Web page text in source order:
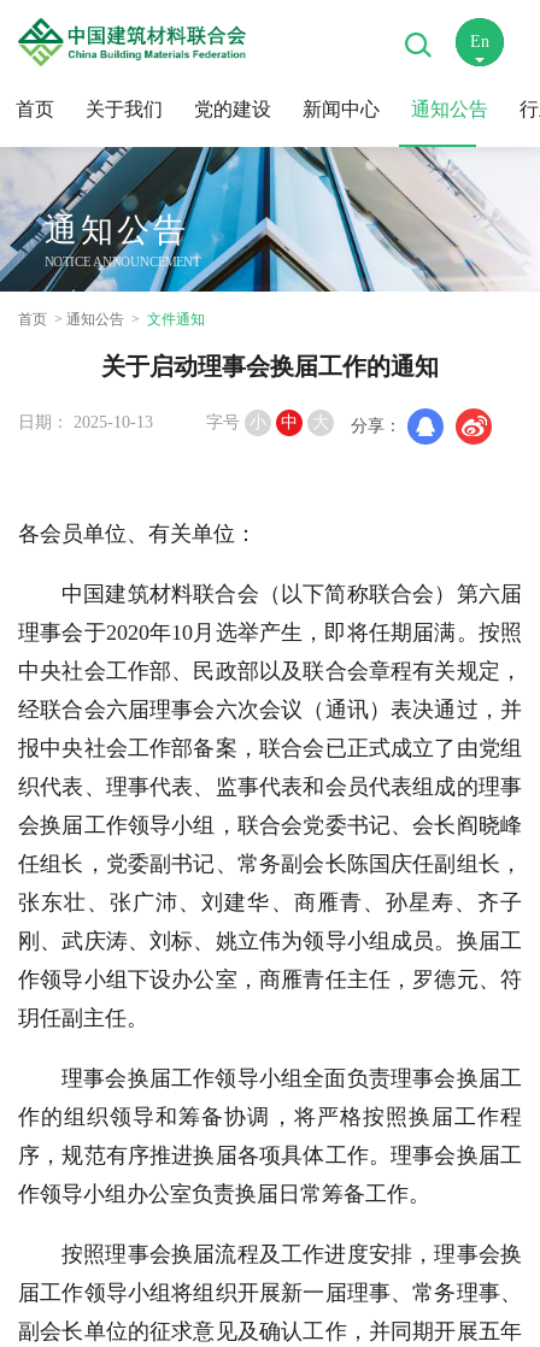
首页 关于我们 党的建设 新闻中心 通知公告
En
中
通知公告
NOTICE ANNOUNCEMENT
首页 通知公告 文件通知
关于启动理事会换届工作的通知
日期： 2025-10-13 字号 小 中 大 分享：
各会员单位、有关单位：
中国建筑材料联合会（以下简称联合会）第六届
理事会于2020年10月选举产生，即将任期届满。按照
中央社会工作部、民政部以及联合会章程有关规定，
经联合会六届理事会六次会议（通讯）表决通过，并
报中央社会工作部备案，联合会已正式成立了由党组
织代表、理事代表、监事代表和会员代表组成的理事
会换届工作领导小组，联合会党委书记、会长阎晓峰
任组长，党委副书记、常务副会长陈国庆任副组长，
张东壮、张广沛、刘建华、商雁青、孙星寿、齐子
刚、武庆涛、刘标、姚立伟为领导小组成员。换届工
作领导小组下设办公室，商雁青任主任，罗德元、符
玥任副主任。
理事会换届工作领导小组全面负责理事会换届工
作的组织领导和筹备协调，将严格按照换届工作程
序，规范有序推进换届各项具体工作。理事会换届工
作领导小组办公室负责换届日常筹备工作。
按照理事会换届流程及工作进度安排，理事会换
届工作领导小组将组织开展新一届理事、常务理事、
副会长单位的征求意见及确认工作，并同期开展五年